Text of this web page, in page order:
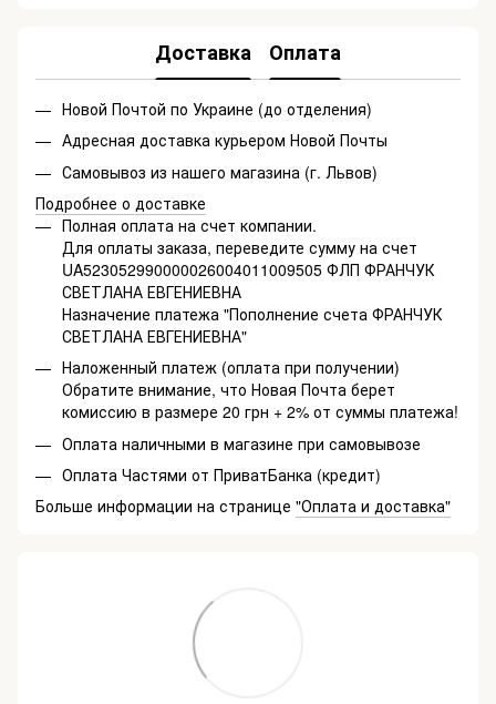
Доставка Оплата
Новой Почтой по Украине (до отделения)
Адресная доставка курьером Новой Почты
Самовывоз из нашего магазина (г. Львов)
Подробнее о доставке
Полная оплата на счет компании.
Для оплаты заказа, переведите сумму на счет
UA523052990000026004011009505 ФЛП ФРАНЧУК
СВЕТЛАНА ЕВГЕНИЕВНА
Назначение платежа "Пополнение счета ФРАНЧУК
СВЕТЛАНА ЕВГЕНИЕВНА"
Наложенный платеж (оплата при получении)
Обратите внимание, что Новая Почта берет
комиссию в размере 20 грн + 2% от суммы платежа!
Оплата наличными в магазине при самовывозе
Оплата Частями от ПриватБанка (кредит)
Больше информации на странице "Оплата и доставка"